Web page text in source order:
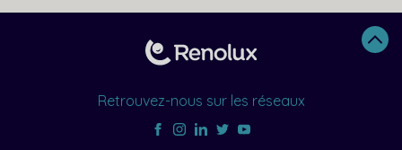
Retrouvez-nous sur les réseaux